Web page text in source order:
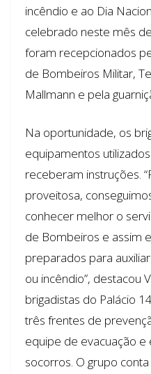
incêndio e ao Dia
celebrado neste mês
foram recepcionados
de Bombeiros Militar,
Mallmann e pela
Na oportunidade, os
equipamentos
receberam instruções.
proveitosa,
conhecer melhor o
de Bombeiros e assim
preparados para
ou incêndio”, destacou
brigadistas do Palácio
três frentes de
equipe de evacuação
socorros. O grupo